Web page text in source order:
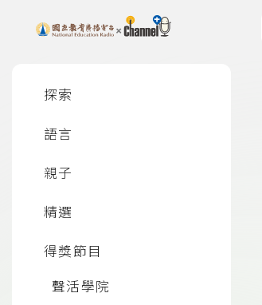
上方功能區塊
探索
語言
親子
精選
得獎節目
聲活學院